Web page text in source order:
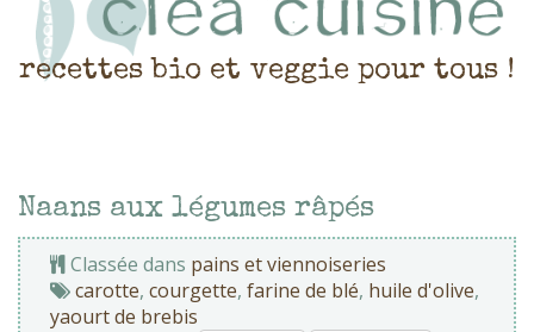
recettes bio et veggie pour tous !
Naans aux légumes râpés
Classée dans pains et viennoiseries
carotte, courgette, farine de blé, huile d'olive,
yaourt de brebis